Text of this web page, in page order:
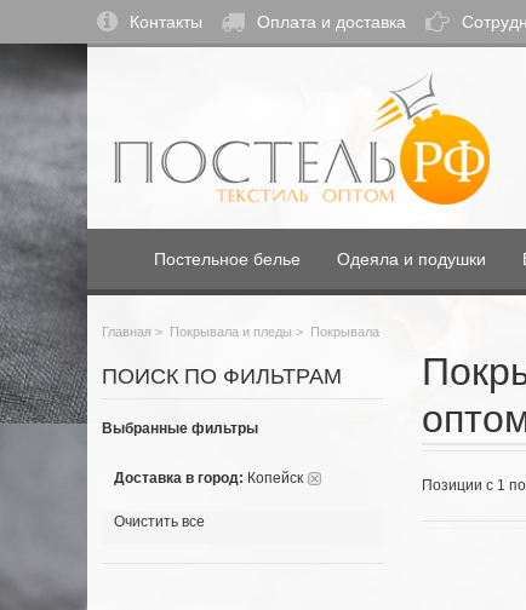
Контакты Оплата и доставка
Постельное белье Одеяла и подушки
Главная > Покрывала и пледы > Покрывала
Позиции с 1
ПОИСК ПО ФИЛЬТРАМ
Выбранные фильтры
Доставка в город: Копейск
Очистить все